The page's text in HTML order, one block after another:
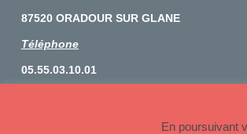
87520 ORADOUR SUR GLANE
Téléphone
05.55.03.10.01
© 2026 Copyright Oradour sur
En poursuivant